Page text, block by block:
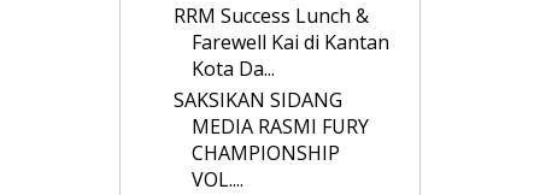
RRM Success Lunch &
Farewell Kai di Kantan
Kota Da...
SAKSIKAN SIDANG
MEDIA RASMI FURY
CHAMPIONSHIP
VOL....